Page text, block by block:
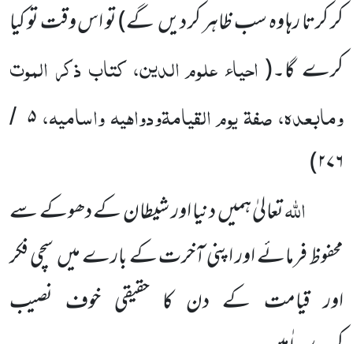
کر کرتا رہا وہ سب ظاہر کر دیں گے)تو اس وقت تو کیا
کرے گا۔( احیاء علوم الدین، کتاب ذکر الموت
ومابعدہ، صفۃ یوم القیامۃودواہیہ واسامیہ،۵ /
۲۷۶)
اللّٰہتعالیٰ ہمیں دنیا اور شیطان کے دھوکے سے
محفوظ فرمائے اور اپنی آخرت کے بارے میں سچی فکر
اور قیامت کے دن کا حقیقی خوف نصیب